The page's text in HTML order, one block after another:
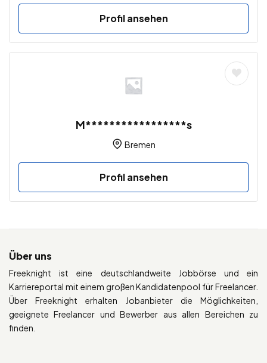
Profil ansehen
M*****************s
Bremen
Profil ansehen
Über uns
Freeknight ist eine deutschlandweite Jobbörse und ein
Karriereportal mit einem großen Kandidatenpool für Freelancer.
Über Freeknight erhalten Jobanbieter die Möglichkeiten,
geeignete Freelancer und Bewerber aus allen Bereichen zu
finden.